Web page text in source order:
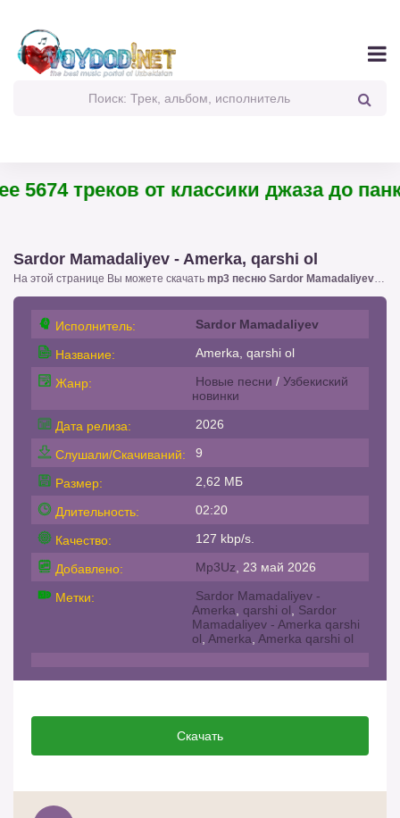
треков от классики джаза до панк-
Sardor Mamadaliyev - Amerka, qarshi ol
На этой странице Вы можете скачать mp3 песню Sardor Mamadaliyev - Amerka, qarshi ol
Исполнитель: Sardor Mamadaliyev
Название: Amerka, qarshi ol
Жанр: Новые песни / Узбекиский
новинки
Дата релиза: 2026
Слушали/Скачиваний: 9
Размер: 2,62 МБ
Длительность: 02:20
Качество: 127 kbp/s.
Добавлено: Mp3Uz , 23 май 2026
Метки:
Sardor Mamadaliyev -
Amerka qarshi ol
Sardor
Mamadaliyev - Amerka qarshi
ol Amerka Amerka qarshi ol
Скачать